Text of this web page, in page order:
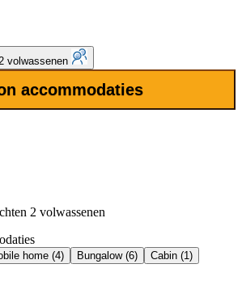
volwassenen
accommodaties
2 volwassenen
home (4) Bungalow (6)
Cabin (1)